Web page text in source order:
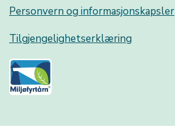
Personvern og informasjonskapsler
Tilgjengelighetserklæring